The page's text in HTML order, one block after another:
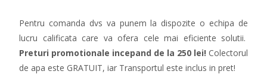
Pentru comanda dvs va punem la dispozite o echipa de
lucru calificata care va ofera cele mai eficiente solutii.
Preturi promotionale incepand de la 250 lei! Colectorul
de apa este GRATUIT, iar Transportul este inclus in pret!